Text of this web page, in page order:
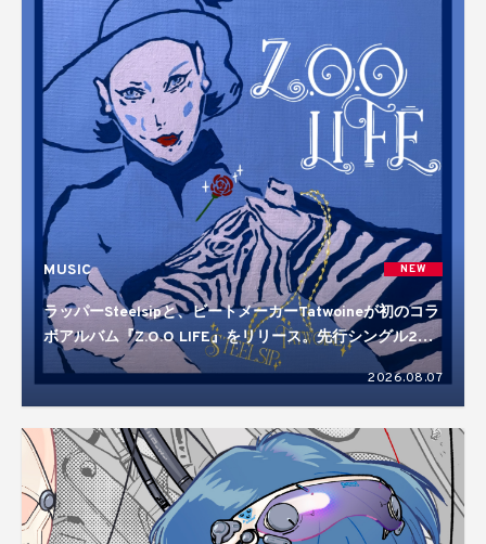
MUSIC NEW
ラッパーSteelsipと、ビートメーカーTatwoineが初のコラ
ボアルバム『Z.O.O LIFE』をリリース。先行シングル2曲
を含む10曲入り
2026.08.07